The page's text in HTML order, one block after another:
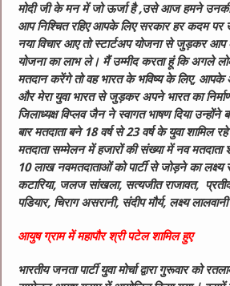
मोदी जी के मन में जो ऊर्जा है ,उसे आज हमने उनकी
आप निश्चित रहिए आपके लिए सरकार हर कदम
नया विचार आए तो स्टार्टअप योजना से जुड़कर
योजना का लाभ ले। मैं उम्मीद करता हूं कि अगले
मतदान करेंगे तो वह भारत के भविष्य के लिए, आपके
और मेरा युवा भारत से जुड़कर अपने भारत का
जिलाध्यक्ष विप्लव जैन ने स्वागत भाषण दिया उन्होंने
बार मतदाता बने 18 वर्ष से 23 वर्ष के युवा शामिल
मतदाता सम्मेलन में हजारों की संख्या में नव
10 लाख नवमतदाताओं को पार्टी से जोड़ने का लक्ष्य
कटारिया, जलज सांखला, सत्यजीत राजावत,
पडियार, चिराग असरानी, संदीप मौर्य, लक्ष्य
आयुष ग्राम में महापौर श्री पटेल शामिल हुए
भारतीय जनता पार्टी युवा मोर्चा द्वारा गुरूवार को